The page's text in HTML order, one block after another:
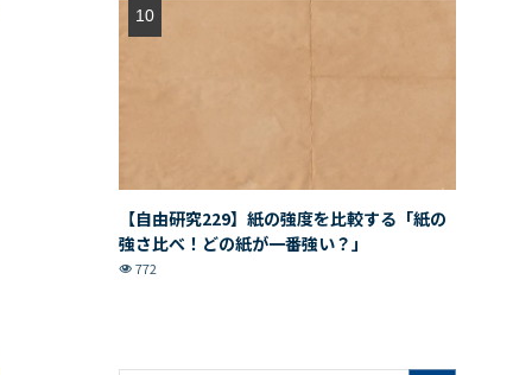
【自由研究229】紙の強度を比較する「紙の
強さ比べ！どの紙が一番強い？」
772